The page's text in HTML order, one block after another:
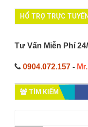
HỔ TRỢ TRỰC TUYẾN
Tư Vấn Miễn Phí
0904.072.157 -
TÌM KIẾM